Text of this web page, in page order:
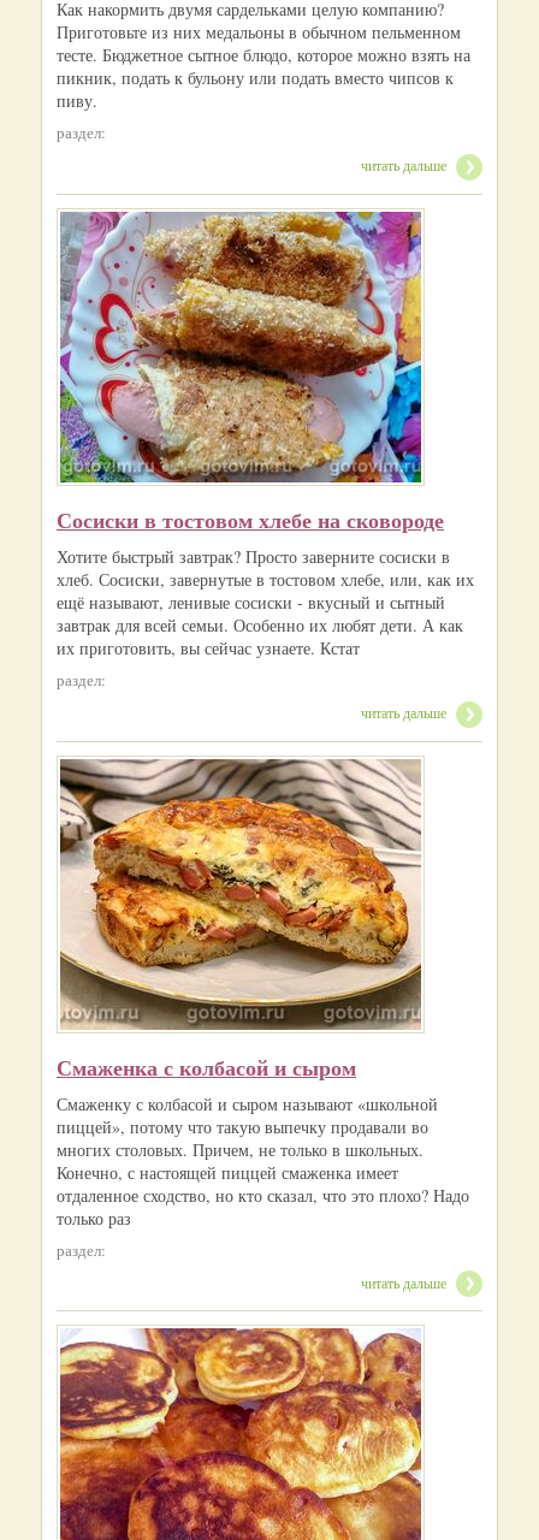
Как накормить двумя сардельками целую компанию?
Приготовьте из них медальоны в обычном пельменном
тесте. Бюджетное сытное блюдо, которое можно взять на
пикник, подать к бульону или подать вместо чипсов к
пиву.
раздел:
читать дальше
Сосиски в тостовом хлебе на сковороде
Хотите быстрый завтрак? Просто заверните сосиски в
хлеб. Сосиски, завернутые в тостовом хлебе, или, как их
ещё называют, ленивые сосиски - вкусный и сытный
завтрак для всей семьи. Особенно их любят дети. А как
их приготовить, вы сейчас узнаете. Кстат
раздел:
читать дальше
Смаженка с колбасой и сыром
Смаженку с колбасой и сыром называют «школьной
пиццей», потому что такую выпечку продавали во
многих столовых. Причем, не только в школьных.
Конечно, с настоящей пиццей смаженка имеет
отдаленное сходство, но кто сказал, что это плохо? Надо
только раз
раздел:
читать дальше